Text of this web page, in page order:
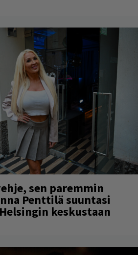
sen paremmin
Penttilä suuntasi
keskustaan